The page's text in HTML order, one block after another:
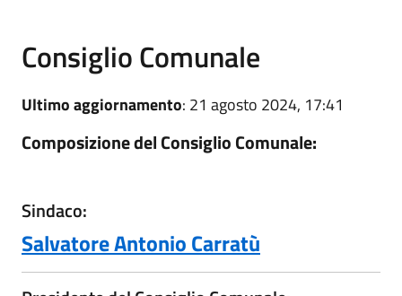
Consiglio Comunale
Ultimo aggiornamento: 21 agosto 2024, 17:41
Composizione del Consiglio Comunale:
Sindaco:
Salvatore Antonio Carratù